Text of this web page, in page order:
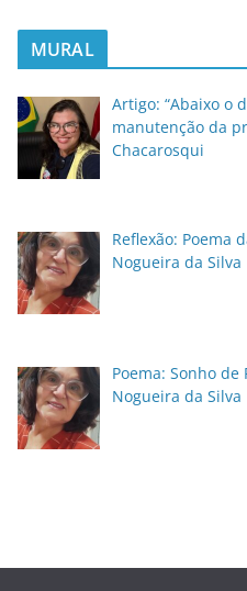
MURAL
Artigo: “Abaixo o
manutenção da
Chacarosqui
Reflexão: Poema
Nogueira da Silva
Poema: Sonho
Nogueira da Silva